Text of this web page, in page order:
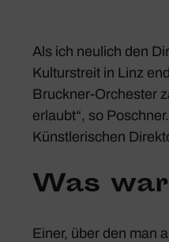
Als ich neulich den
Kultur­streit in Linz
Bruckner-Orchester
erlaubt“, so
Künst­le­ri­schen
Was
Einer, über den man